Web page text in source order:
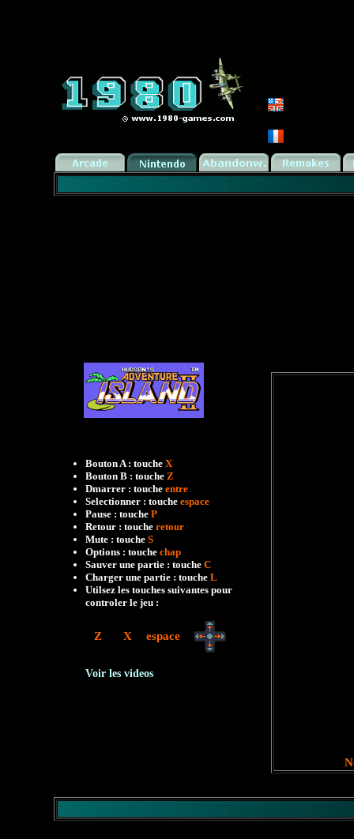
Bouton A : touche X
Bouton B : touche Z
Dmarrer : touche entre
Selectionner : touche espace
Pause : touche P
Retour : touche retour
Mute : touche S
Options : touche chap
Sauver une partie : touche C
Charger une partie : touche L
Utilsez les touches suivantes pour
controler le jeu :
Z X espace
Voir les videos